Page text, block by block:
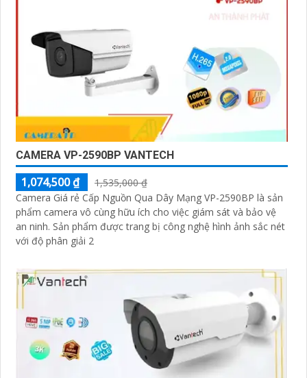
CAMERA VP-2590BP VANTECH
1,074,500 ₫
1,535,000 ₫
Camera Giá rẻ Cấp Nguồn Qua Dây Mạng VP-2590BP là sản
phẩm camera vô cùng hữu ích cho việc giám sát và bảo vệ
an ninh. Sản phẩm được trang bị công nghệ hình ảnh sắc nét
với độ phân giải 2